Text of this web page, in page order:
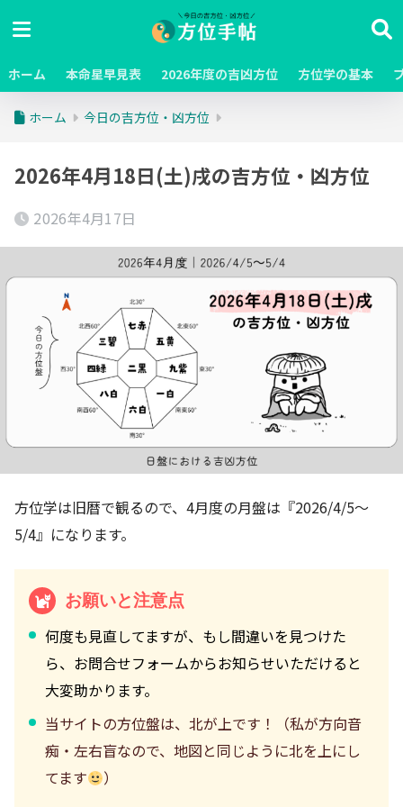
ホーム 本命星早見表 2026年度の吉凶方位 方位学の基本
ホーム 今日の吉方位・凶方位
2026年4月18日(土)戌の吉方位・凶方位
2026年4月17日
方位学は旧暦で観るので、4月度の月盤は『2026/4/5～
5/4』になります。
お願いと注意点
何度も見直してますが、もし間違いを見つけた
ら、お問合せフォームからお知らせいただけると
大変助かります。
当サイトの方位盤は、北が上です！（私が方向音
痴・左右盲なので、地図と同じように北を上にし
てます
）